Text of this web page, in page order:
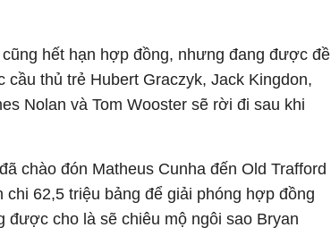
hết hạn hợp đồng, nhưng đang được đề
cầu thủ trẻ Hubert Graczyk, Jack Kingdon,
Nolan và Tom Wooster sẽ rời đi sau khi
chào đón Matheus Cunha đến Old Trafford
62,5 triệu bảng để giải phóng hợp đồng
được cho là sẽ chiêu mộ ngôi sao Bryan